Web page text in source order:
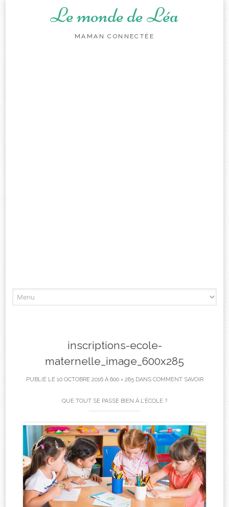
Le monde de Léa
MAMAN CONNECTÉE
à
inscriptions-ecole-
maternelle_image_600x285
PUBLIÉ LE 10 OCTOBRE 2016À 600 × 285DANS COMMENT SAVOIR
QUE TOUT SE PASSE BIEN À L’ÉCOLE ?